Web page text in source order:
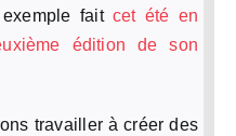
fait cet été en
édition de son
travailler à créer des